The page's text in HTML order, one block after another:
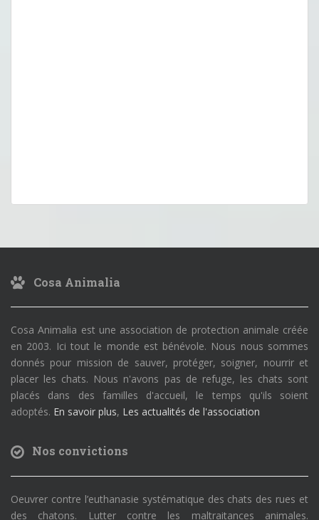
Cosa Animalia
Cosa Animalia est une association de protection animale créée
en 2003. Ici tout le monde est bénévole. Nous nous sommes
donnés pour mission de sauver, protéger, soigner, nourrir et
placer les chats. Nous n'avons pas de refuge, les chats sont
placés dans des familles d'accueil, le temps qu'ils soient
adoptés. En savoir plus, Les actualités de l'association
Nos convictions
Oeuvrer contre l’euthanasie systématique des chats des rues et
des chatons. Lutter contre les maltraitances animales.